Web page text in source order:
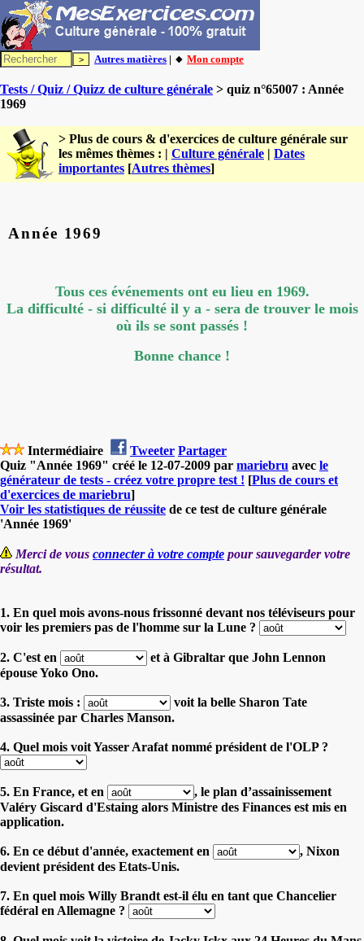
Autres matières | 🔸 Mon compte
Tests / Quiz / Quizz de culture générale > quiz n°65007 : Année
1969
> Plus de cours & d'exercices de culture générale sur
les mêmes thèmes : | Culture générale | Dates
importantes [Autres thèmes]
Année 1969
Tous ces événements ont eu lieu en 1969.
La difficulté - si difficulté il y a - sera de trouver le mois
où ils se sont passés !
Bonne chance !
Intermédiaire Tweeter Partager
Quiz "Année 1969" créé le 12-07-2009 par mariebru avec le
générateur de tests - créez votre propre test ! [Plus de cours et
d'exercices de mariebru]
Voir les statistiques de réussite de ce test de culture générale
'Année 1969'
Merci de vous connecter à votre compte pour sauvegarder votre
résultat.
1. En quel mois avons-nous frissonné devant nos téléviseurs pour
voir les premiers pas de l'homme sur la Lune ?
2. C'est en
et à Gibraltar que John Lennon
épouse Yoko Ono.
3. Triste mois :
voit la belle Sharon Tate
assassinée par Charles Manson.
4. Quel mois voit Yasser Arafat nommé président de l'OLP ?
5. En France, et en
, le plan d’assainissement
Valéry Giscard d'Estaing alors Ministre des Finances est mis en
application.
6. En ce début d'année, exactement en
, Nixon
devient président des Etats-Unis.
7. En quel mois Willy Brandt est-il élu en tant que Chancelier
fédéral en Allemagne ?